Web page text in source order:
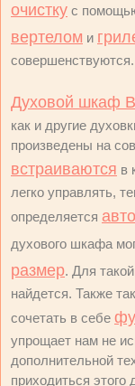
очистку с
вертелом и
совершенствуются.
Духовой шкаф
как и другие
произведены на
встраиваются в
легко управлять,
определяется
духового шкафа
размер. Для
найдется. Также
сочетать в себе
упрощает нам не
дополнительной
приходиться этого